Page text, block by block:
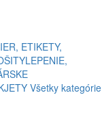
ETIKETY,
LEPENIE,
Všetky kategórie